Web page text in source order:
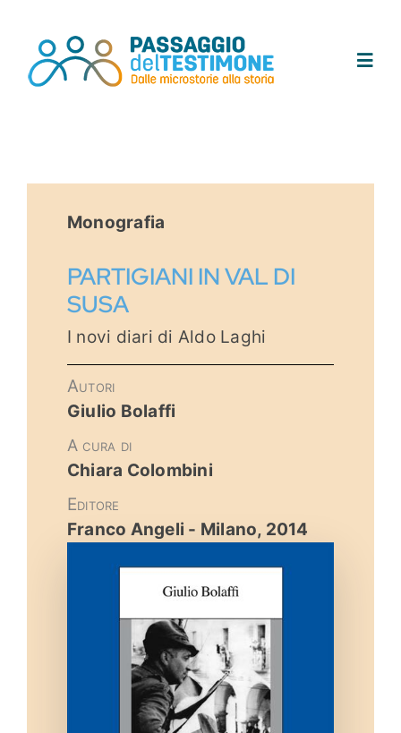
contenuto
Area didattica
Monografia
PARTIGIANI IN VAL DI
SUSA
I novi diari di Aldo Laghi
Autori
Giulio Bolaffi
A cura di
Chiara Colombini
Editore
Franco Angeli - Milano, 2014